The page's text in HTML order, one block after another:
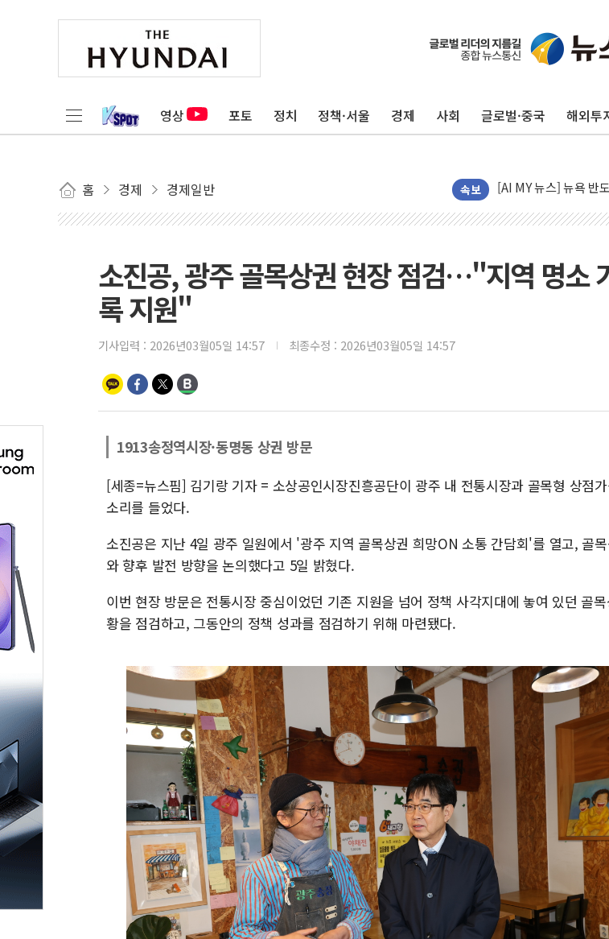
영상 포토 정치 정책·서울 경제 사회 글로벌·중국 해외투
홈 경제 경제일반 속보
[종합] 이슬람 수니파
트럼프, 백신·자폐증
이란 핵심 원유 수출
美 고용 쇼크에 엔화
뉴욕증시 프리뷰, 美
[종합] 美 7월 고용 2
뉴욕증시 개장 전 특
보훈부, 미 DPAA와
李 "해남 태양광, 대
李 대통령, '6시간
트럼프, 中 겨냥 폴리
이란와이어 "이란
남동발전, 해남군에
소진공, 광주 골목상권 현장 점검…"지역 명소
록 지원"
기사입력 : 2026년03월05일 14:57 최종수정 : 2026년03월05일 14:57
1913송정역시장·동명동 상권 방문
[세종=뉴스핌] 김기랑 기자 = 소상공인시장진흥공단이 광주 내 전통시장과 골목형 상점
소리를 들었다.
소진공은 지난 4일 광주 일원에서 '광주 지역 골목상권 희망ON 소통 간담회'를 열고, 골
와 향후 발전 방향을 논의했다고 5일 밝혔다.
이번 현장 방문은 전통시장 중심이었던 기존 지원을 넘어 정책 사각지대에 놓여 있던 골
황을 점검하고, 그동안의 정책 성과를 점검하기 위해 마련됐다.